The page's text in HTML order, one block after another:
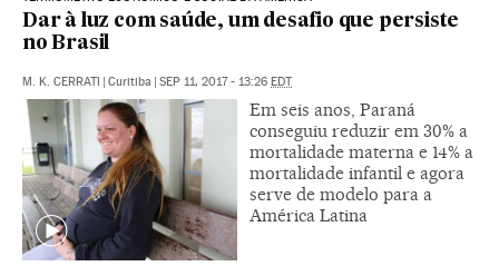
Dar à luz com saúde, um desafio que persiste
no Brasil
M. K. CERRATI | Curitiba | SEP 11, 2017 - 13:26 EDT
Em seis anos, Paraná
conseguiu reduzir em 30% a
mortalidade materna e 14% a
mortalidade infantil e agora
serve de modelo para a
América Latina